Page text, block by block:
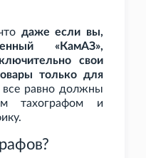
даже если вы,
«КамАЗ»,
свои
только для
равно должны
тахографом и